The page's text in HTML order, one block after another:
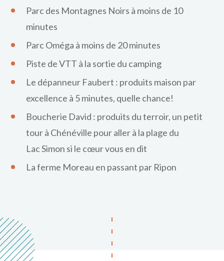
Parc des Montagnes Noirs à moins de 10
minutes
Parc Oméga à moins de 20 minutes
Piste de VTT à la sortie du camping
Le dépanneur Faubert : produits maison par
excellence à 5 minutes, quelle chance!
Boucherie David : produits du terroir, un petit
tour à Chénéville pour aller à la plage du
Lac Simon si le cœur vous en dit
La ferme Moreau en passant par Ripon